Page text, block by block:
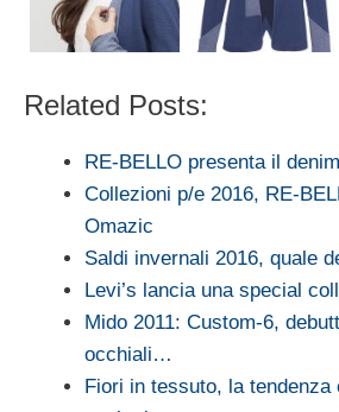
Related Posts:
RE-BELLO presenta il
Collezioni p/e 2016, RE-
Omazic
Saldi invernali 2016, quale
Levi’s lancia una special
Mido 2011: Custom-6,
occhiali…
Fiori in tessuto, la tendenza